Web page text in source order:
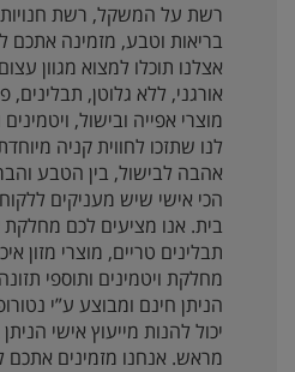
רשת על המשקל, רשת חנויות
בריאות וטבע, מזמינה אתכם
אצלנו תוכלו למצוא מגוון
אורגני, ללא גלוטן, תבלינים,
מוצרי אפייה ובישול,
לנו שתזכו לחווית קניה
אהבה לבישול, בין הטבע
הכי אישי שיש מעניקים
בית. אנו מציעים לכם מחלקת
תבלינים טריים, מוצרי מזון
מחלקת ויטמינים ותוספי
הניתן חינם ומבוצע ע”י
יכול להנות מייעוץ אישי
מראש. אנחנו מזמינים אתכם